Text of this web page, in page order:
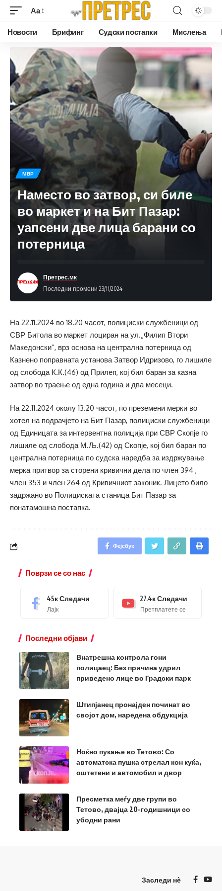
Аа
Новости Брифинг Судски постапки Мислења
МВР
Наместо во затвор, си биле
во маркет и на Бит Пазар:
уапсени две лица барани со
потерница
Последни промени 23/11/2024
Претрес.мк
На 22.11.2024 во 18.20 часот, полициски службеници од
СВР Битола во маркет лоциран на ул.„Филип Втори
Македонски”, врз основа на централна потерница од
Казнено поправната установа Затвор Идризово, го лишиле
од слобода К.К.(46) од Прилеп, кој бил баран за казна
затвор во траење од една година и два месеци.
На 22.11.2024 околу 13.20 часот, по преземени мерки во
хотел на подрачјето на Бит Пазар, полициски службеници
од Единицата за интервентна полиција при СВР Скопје го
лишиле од слобода М.Љ.(42) од Скопје, кој бил баран по
централна потерница по судска наредба за издржување
мерка притвор за сторени кривични дела по член 394 ,
член 353 и член 264 од Кривичниот законик. Лицето било
задржано во Полициската станица Бит Пазар за
понатамошна постапка.
Фејсбук
Поврзи се со нас
45кСледачи
Лајк
27.4кСледачи
Претплатете се
Последни објави
Внатрешна контрола гони
полицаец: Без причина удрил
приведено лице во Градски парк
Штипјанец пронајден починат во
својот дом, наредена обдукција
Ноќно пукање во Тетово: Со
автоматска пушка стрелал кон куќа,
оштетени и автомобил и двор
Пресметка меѓу две групи во
Тетово, двајца 20-годишници со
убодни рани
Заследи нѐ